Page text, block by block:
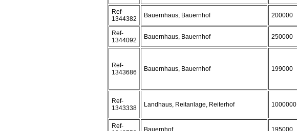
Ref-
1344382
Bauernhaus, Bauernhof 200000
Ref-
1344092
Bauernhaus, Bauernhof 250000
Ref-
1343686
Bauernhaus, Bauernhof 199000
Ref-
1343338
Landhaus, Reitanlage, Reiterhof 1000000
Ref-
Bauernhof 195000